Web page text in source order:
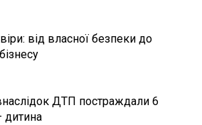
від власної безпеки до
ДТП постраждали 6
дитина